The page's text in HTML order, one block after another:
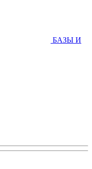
БАЗЫ И